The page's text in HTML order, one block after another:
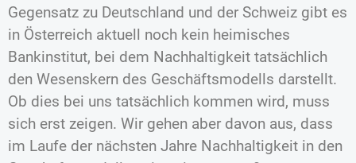
Gegensatz zu Deutschland und der Schweiz gibt es
in Österreich aktuell noch kein heimisches
Bankinstitut, bei dem Nachhaltigkeit tatsächlich
den Wesenskern des Geschäftsmodells darstellt.
Ob dies bei uns tatsächlich kommen wird, muss
sich erst zeigen. Wir gehen aber davon aus, dass
im Laufe der nächsten Jahre Nachhaltigkeit in den